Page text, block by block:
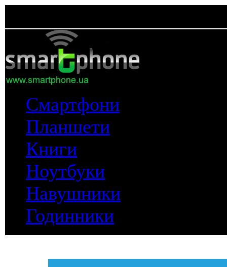
Смартфони
Планшети
Книги
Ноутбуки
Навушники
Годинники